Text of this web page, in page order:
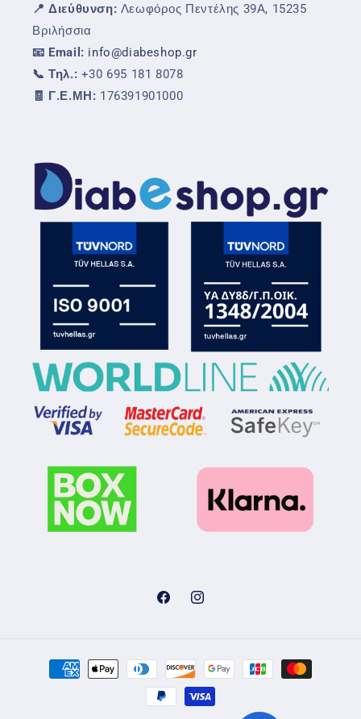
📍 Διεύθυνση: Λεωφόρος Πεντέλης 39Α, 15235
Βριλήσσια
📧 Email: info@diabeshop.gr
📞 Τηλ.: +30 695 181 8078
🧾 Γ.Ε.ΜΗ: 176391901000
FacebookInstagram
Μέθοδοι
πληρωμής